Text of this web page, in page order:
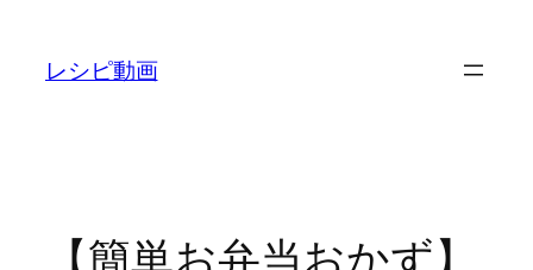
レシピ動画
【簡単お弁当おかず】